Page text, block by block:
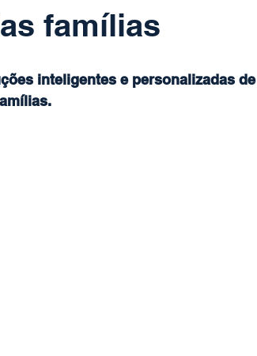
famílias
inteligentes e personalizadas de